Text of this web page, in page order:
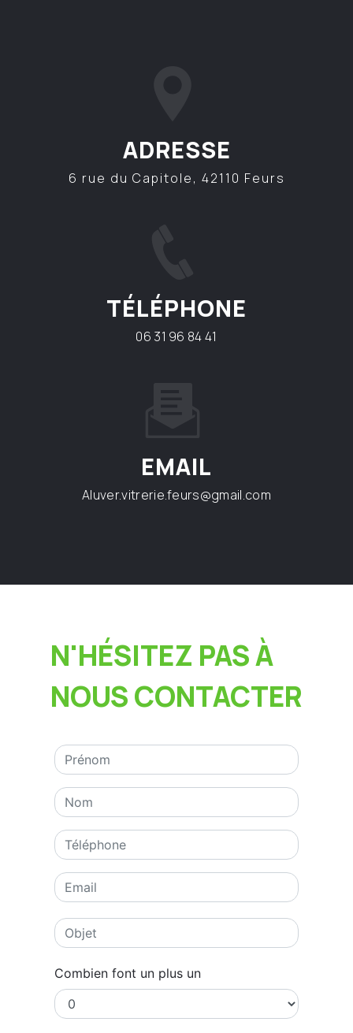
ADRESSE
6 rue du Capitole, 42110 Feurs
TÉLÉPHONE
06 31 96 84 41
EMAIL
aluver.vitrerie.feurs@gmail.com
N'HÉSITEZ PAS À
NOUS CONTACTER
Combien font un plus un